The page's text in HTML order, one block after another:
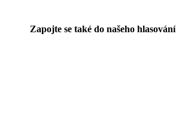
Zapojte se také do našeho hlasování